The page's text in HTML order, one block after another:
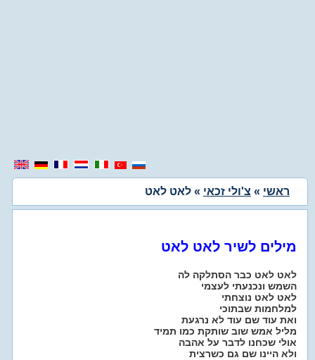
ראשי » צ'ולי זכאי » לאט לאט
מילים לשיר לאט לאט
לאט לאט כבר הסתלקה לה
השמש ונכנעתי לעצמי
לאט לאט נוצחתי
למלחמות שבתוכי
ואת עוד שם עוד לא נרגעת
מליל אמש שוב שותקת כמו תמיד
אולי שכחנו לדבר על אהבה
ולא היינו שם גם כשרצית